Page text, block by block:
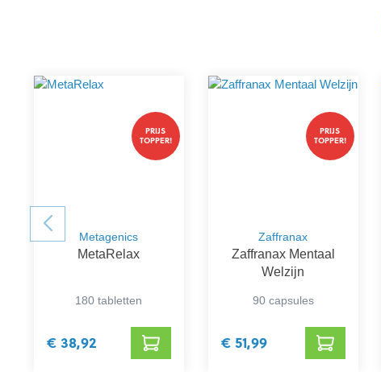
PRIJS
TOPPER!
Metagenics
MetaRelax
180 tabletten
€ 38,92
PRIJS
TOPPER!
Zaffranax
Zaffranax Mentaal
Welzijn
90 capsules
€ 51,99